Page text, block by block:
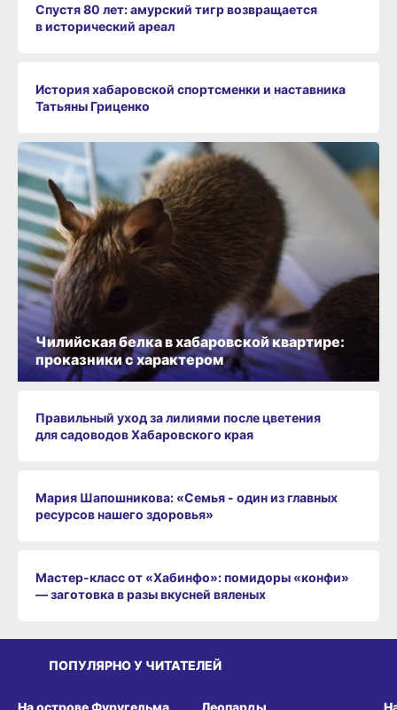
Спустя 80 лет: амурский тигр возвращается
в исторический ареал
История хабаровской спортсменки и наставника
Татьяны Гриценко
Правильный уход за лилиями после цветения
для садоводов Хабаровского края
Мария Шапошникова: «Семья - один из главных
ресурсов нашего здоровья»
Мастер-класс от «Хабинфо»: помидоры «конфи»
— заготовка в разы вкусней вяленых
Чилийская белка в хабаровской квартире:
проказники с характером
ПОПУЛЯРНО У ЧИТАТЕЛЕЙ
На острове Фуругельма
Леопарды